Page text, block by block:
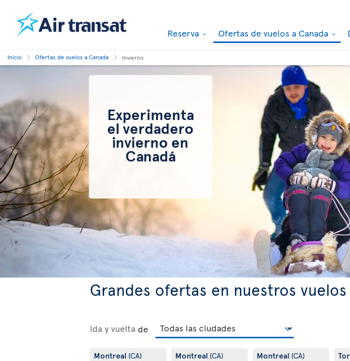
Reserva Ofertas de vuelos a Canada
Inicio Ofertas de vuelos a Canada Invierno
Experimenta
el verdadero
invierno en
Canadá
Grandes ofertas en nuestros
Ida y vuelta de
Montreal (CA) Montreal (CA) Montreal (CA)